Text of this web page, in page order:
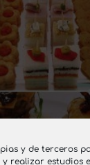
y de terceros
realizar estudios